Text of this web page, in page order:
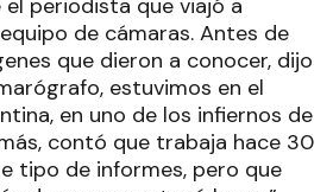
periodista que viajó a
de cámaras. Antes de
que dieron a conocer, dijo
estuvimos en el
en uno de los infiernos de
contó que trabaja hace 30
tipo de informes, pero que